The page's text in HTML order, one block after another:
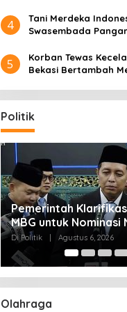
4
Tani Merdeka
Swasembada
5
Korban Tewas
Bekasi Bertambah
Politik
Muktamar NU ke-35
Panitia Siagakan 3
Kesehatan 24 Jam
Di Politik Agustus 6, 2026
Olahraga